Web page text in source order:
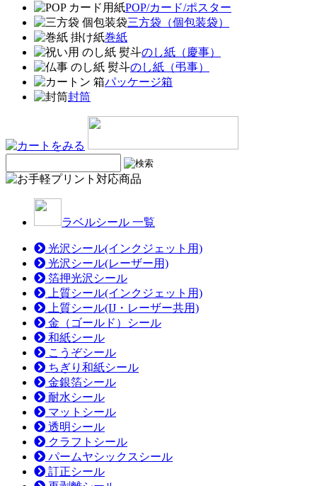
POP/カード/ポスター
三方袋（個包装袋）
巻紙
のし紙（慶事）
のし紙（弔事）
パッケージ箱
封筒
ラベルシール 一覧
光沢シール(インクジェット用)
光沢シール(レーザー用)
箔押光沢シール
上質シール(インクジェット用)
上質シール(IJ・レーザー共用)
金（ゴールド）シール
和紙シール
こうぞシール
ちぎり和紙シール
金銀箔シール
耐水シール
マットシール
透明シール
クラフトシール
パームヤシックスシール
訂正シール